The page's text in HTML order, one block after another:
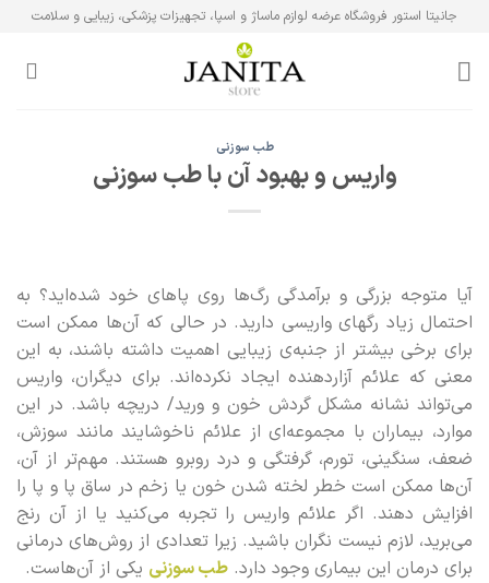
content
جانیتا استور فروشگاه عرضه لوازم ماساژ و اسپا، تجهیزات پزشکی، زیبایی و سلامت
طب سوزنی
واریس و بهبود آن با طب سوزنی
آیا متوجه بزرگی و برآمدگی رگ‌ها روی پاهای خود شده‌اید؟ به
احتمال زیاد رگهای واریسی دارید. در حالی که آن‌ها ممکن است
برای برخی بیشتر از جنبه‌ی زیبایی اهمیت داشته باشند، به این
معنی که علائم آزاردهنده ایجاد نکرده‌اند. برای دیگران، واریس
می‌تواند نشانه مشکل گردش خون و ورید/ دریچه باشد. در این
موارد، بیماران با مجموعه‌ای از علائم ناخوشایند مانند سوزش،
ضعف، سنگینی، تورم، گرفتگی و درد روبرو هستند. مهم‌تر از آن،
آن‌ها ممکن است خطر لخته شدن خون یا زخم در ساق پا و پا را
افزایش دهند. اگر علائم واریس را تجربه می‌کنید یا از آن رنج
می‌برید، لازم نیست نگران باشید. زیرا تعدادی از روش‌های درمانی
برای درمان این بیماری وجود دارد. طب سوزنی یکی از آن‌هاست.